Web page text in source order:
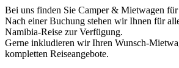
Bei uns finden Sie Camper & Mietwagen
Nach einer Buchung stehen wir Ihnen für
Namibia-Reise zur Verfügung.
Gerne inkludieren wir Ihren Wunsch-
kompletten Reiseangebote.